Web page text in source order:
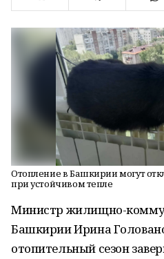
Отопление в Башкирии могут
при устойчивом тепле
Министр жилищно-
Башкирии Ирина
отопительный сезон